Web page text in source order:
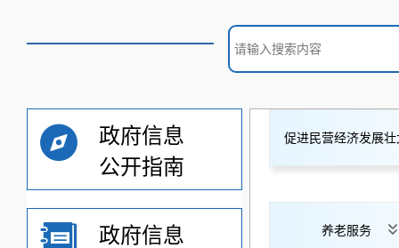
政府信息
公开指南
政府信息
促进民营经济发展
养老服务